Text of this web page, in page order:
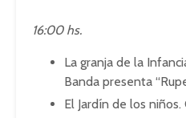
16:00 hs.
La granja de la
Banda presenta
El Jardín de los niños.